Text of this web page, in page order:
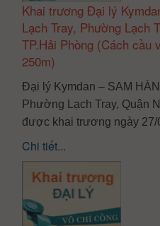
Khai trương Đại lý
Lạch Tray, Phường Lạch
TP.Hải Phòng (Cách cầu
250m)
Đại lý Kymdan – SAM
Phường Lạch Tray, Quận
được khai trương ngày 27/
Chi tiết...